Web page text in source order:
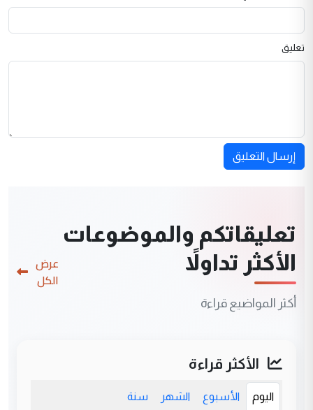
تعليق
إرسال التعليق
تعليقاتكم والموضوعات
الأكثر تداولاً
أكثر المواضيع قراءة
عرض
الكل
الأكثر قراءة
اليوم الأسبوع الشهر سنة